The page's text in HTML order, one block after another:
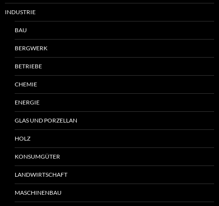
INDUSTRIE
BAU
BERGWERK
BETRIEBE
CHEMIE
ENERGIE
GLAS UND PORZELLAN
HOLZ
KONSUMGÜTER
LANDWIRTSCHAFT
MASCHINENBAU